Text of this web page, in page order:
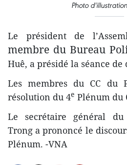
Photo
Le président de
membre du Bureau
Huê, a présidé la séance de
Les membres du CC du
résolution du 4e Plénum du
Le secrétaire général du
Trong a prononcé le
Plénum. -VNA